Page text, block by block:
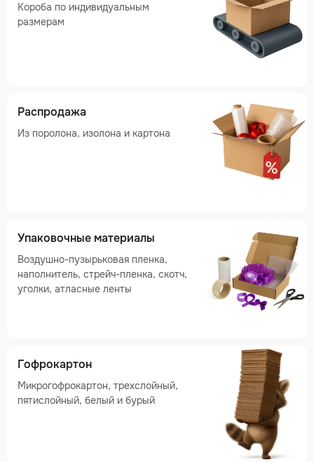
Короба по индивидуальным
размерам
Распродажа
Из поролона, изолона и картона
Упаковочные материалы
Воздушно-пузырьковая пленка,
наполнитель, стрейч-пленка, скотч,
уголки, атласные ленты
Гофрокартон
Микрогофрокартон, трехслойный,
пятислойный, белый и бурый